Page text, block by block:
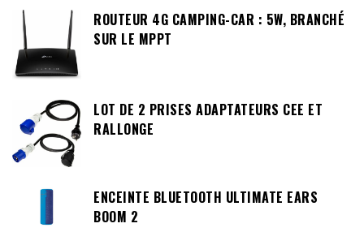
ROUTEUR 4G CAMPING-CAR : 5W, BRANCHÉ
SUR LE MPPT
LOT DE 2 PRISES ADAPTATEURS CEE ET
RALLONGE
ENCEINTE BLUETOOTH ULTIMATE EARS
BOOM 2